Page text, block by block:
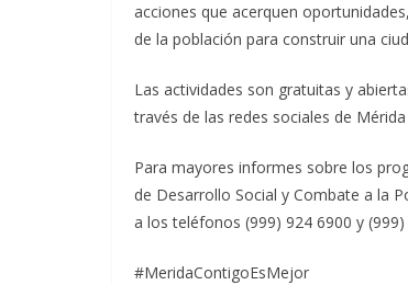
acciones que acerquen
de la población para construir una
Las actividades son gratuitas y
través de las redes sociales de
Para mayores informes sobre los
de Desarrollo Social y Combate a la
a los teléfonos (999) 924 6900 y
#MeridaContigoEsMejor